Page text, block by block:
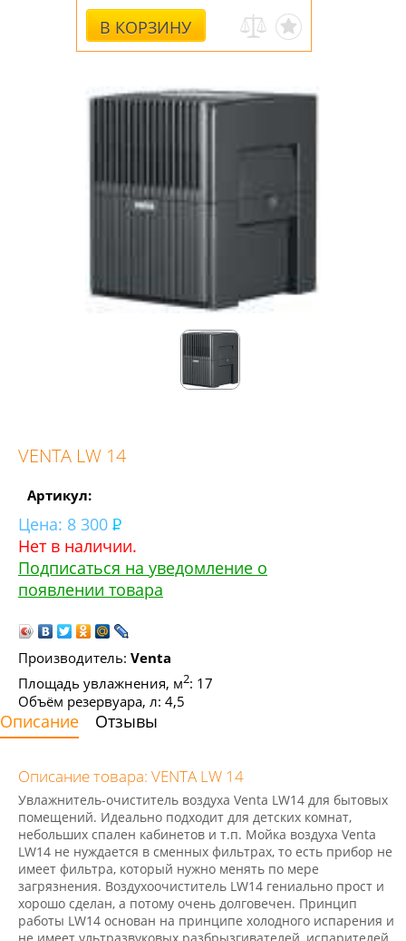
В КОРЗИНУ
VENTA LW 14
Артикул:
Цена: 8 300
Нет в наличии.
Подписаться на уведомление о
появлении товара
Производитель: Venta
Площадь увлажнения, м2: 17
Объём резервуара, л: 4,5
Описание Отзывы
Описание товара: VENTA LW 14
Увлажнитель-очиститель воздуха Venta LW14 для бытовых
помещений. Идеально подходит для детских комнат,
небольших спален кабинетов и т.п. Мойка воздуха Venta
LW14 не нуждается в сменных фильтрах, то есть прибор не
имеет фильтра, который нужно менять по мере
загрязнения. Воздухоочиститель LW14 гениально прост и
хорошо сделан, а потому очень долговечен. Принцип
работы LW14 основан на принципе холодного испарения и